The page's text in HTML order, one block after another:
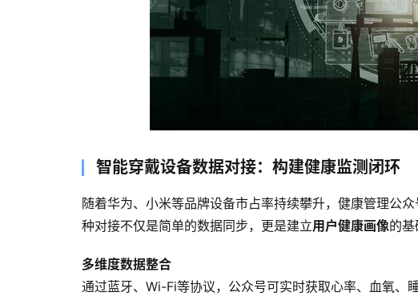
智能穿戴设备数据对接：构建健康监测闭环
随着华为、小米等品牌设备市占率持续攀升，健康管理公
种对接不仅是简单的数据同步，更是建立用户健康画像的基
多维度数据整合
通过蓝牙、Wi-Fi等协议，公众号可实时获取心率、血氧、